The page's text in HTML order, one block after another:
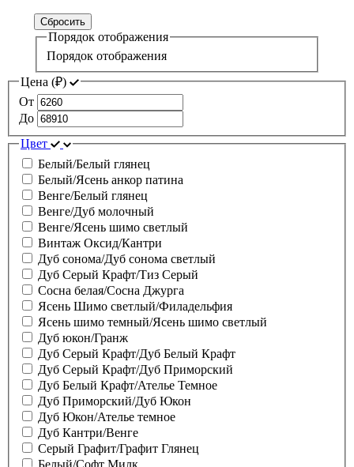
Сбросить
Порядок отображения
Порядок отображения
Цена (₽)
От
До
Цвет
Белый/Белый глянец
Белый/Ясень анкор патина
Венге/Белый глянец
Венге/Дуб молочный
Венге/Ясень шимо светлый
Винтаж Оксид/Кантри
Дуб сонома/Дуб сонома светлый
Дуб Серый Крафт/Тиз Серый
Сосна белая/Сосна Джурга
Ясень Шимо светлый/Филадельфия
Ясень шимо темный/Ясень шимо светлый
Дуб юкон/Гранж
Дуб Серый Крафт/Дуб Белый Крафт
Дуб Серый Крафт/Дуб Приморский
Дуб Белый Крафт/Ателье Темное
Дуб Приморский/Дуб Юкон
Дуб Юкон/Ателье темное
Дуб Кантри/Венге
Серый Графит/Графит Глянец
Белый/Софт Милк